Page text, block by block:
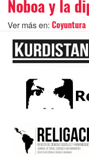
Noboa y la
Ver más en: Coyuntura